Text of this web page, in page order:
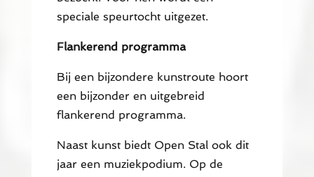
speciale speurtocht uitgezet.
Flankerend programma
Bij een bijzondere kunstroute hoort
een bijzonder en uitgebreid
flankerend programma.
Naast kunst biedt Open Stal ook dit
jaar een muziekpodium. Op de